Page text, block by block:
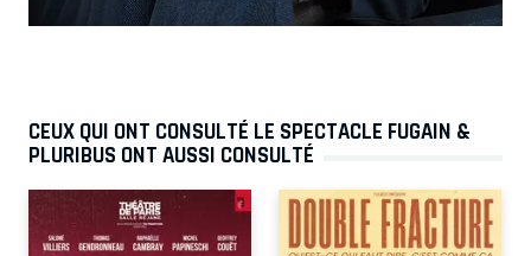
CEUX QUI ONT CONSULTÉ LE SPECTACLE FUGAIN &
PLURIBUS ONT AUSSI CONSULTÉ